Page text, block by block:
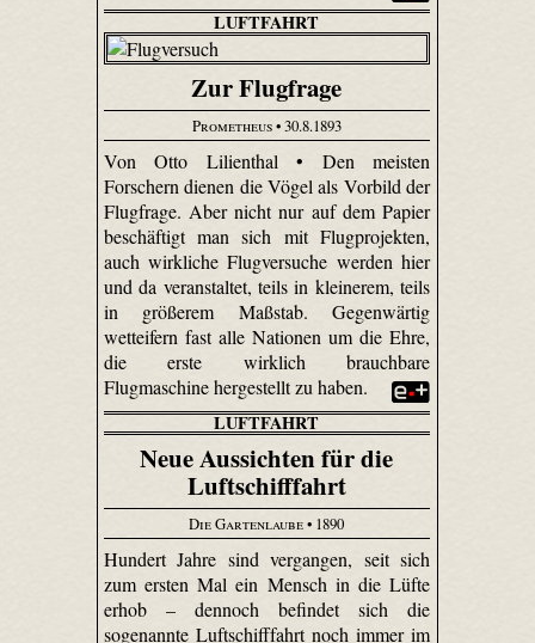
LUFTFAHRT
Zur Flugfrage
Prometheus• 30.8.1893
Von Otto Lilienthal • Den meisten
Forschern dienen die Vögel als Vorbild der
Flugfrage. Aber nicht nur auf dem Papier
beschäftigt man sich mit Flugprojekten,
auch wirkliche Flugversuche werden hier
und da veranstaltet, teils in kleinerem, teils
in größerem Maßstab. Gegenwärtig
wetteifern fast alle Nationen um die Ehre,
die erste wirklich brauchbare
Flugmaschine hergestellt zu haben.
LUFTFAHRT
Neue Aussichten für die
Luftschifffahrt
Die Gartenlaube• 1890
Hundert Jahre sind vergangen, seit sich
zum ersten Mal ein Mensch in die Lüfte
erhob – dennoch befindet sich die
sogenannte Luftschifffahrt noch immer im